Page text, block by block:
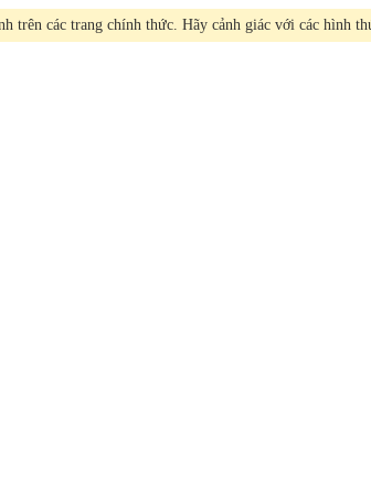
trên các trang chính thức. Hãy cảnh giác với các hình